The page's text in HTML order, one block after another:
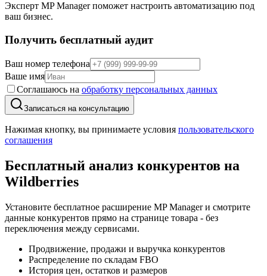
Эксперт MP Manager поможет настроить автоматизацию под
ваш бизнес.
Получить бесплатный аудит
Ваш номер телефона
Ваше имя
Соглашаюсь на обработку персональных данных
Записаться на консультацию
Нажимая кнопку, вы принимаете условия пользовательского
соглашения
Бесплатный анализ конкурентов на
Wildberries
Установите бесплатное расширение MP Manager и смотрите
данные конкурентов прямо на странице товара - без
переключения между сервисами.
Продвижение, продажи и выручка конкурентов
Распределение по складам FBO
История цен, остатков и размеров